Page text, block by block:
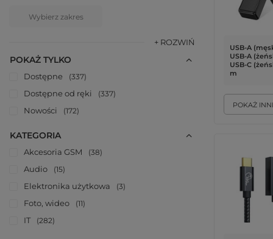
Wybierz zakres
+ ROZWIŃ
POKAŻ TYLKO
Dostępne 337
Dostępne od ręki 337
Nowości 172
KATEGORIA
Akcesoria GSM 38
Audio 15
Elektronika użytkowa 3
Foto, wideo 11
IT 282
POKAŻ
USB-A
USB-A
USB-C
m